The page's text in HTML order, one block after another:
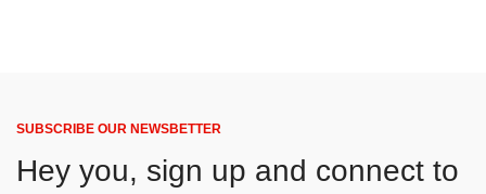
SUBSCRIBE OUR NEWSBETTER
Hey you, sign up and connect to